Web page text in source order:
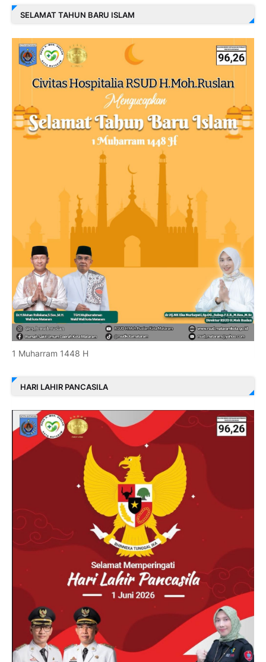
SELAMAT TAHUN BARU ISLAM
1 Muharram 1448 H
HARI LAHIR PANCASILA